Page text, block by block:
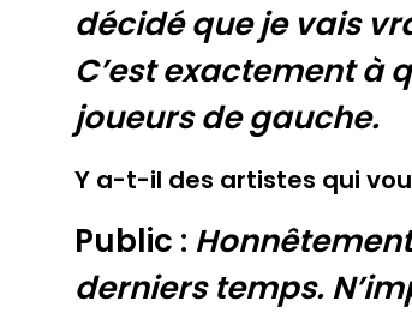
décidé que je vais
C’est exactement à
joueurs de gauche.
Y a-t-il des artistes qui
Public :
derniers temps.